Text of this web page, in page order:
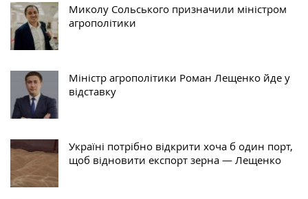
Миколу Сольського призначили міністром
агрополітики
Міністр агрополітики Роман Лещенко йде у
відставку
Україні потрібно відкрити хоча б один порт,
щоб відновити експорт зерна — Лещенко